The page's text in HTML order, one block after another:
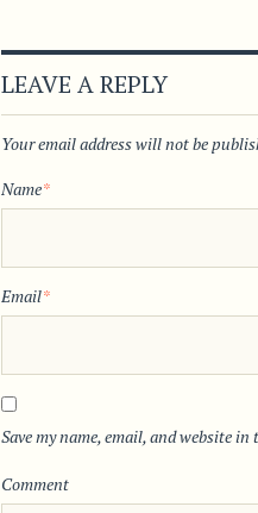
LEAVE A REPLY
Your email address will not be
Name*
Email*
Save my name, email, and website
Comment